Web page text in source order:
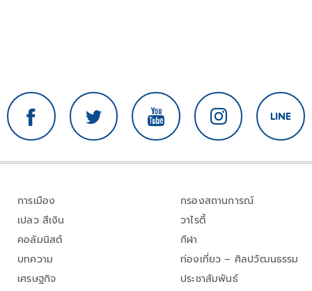
การเมือง
เปลว สีเงิน
คอลัมนิสต์
บทความ
เศรษฐกิจ
กรองสถานการณ์
วาไรตี้
กีฬา
ท่องเที่ยว – ศิลปวัฒนธรรม
ประชาสัมพันธ์